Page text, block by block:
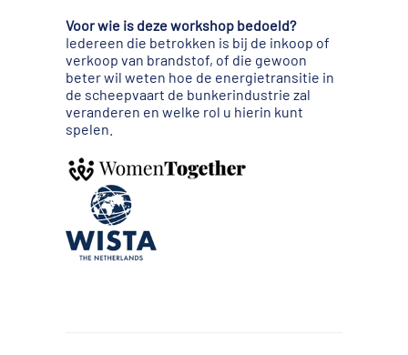
Voor wie is deze workshop bedoeld?
Iedereen die betrokken is bij de inkoop of
verkoop van brandstof, of die gewoon
beter wil weten hoe de energietransitie in
de scheepvaart de bunkerindustrie zal
veranderen en welke rol u hierin kunt
spelen.